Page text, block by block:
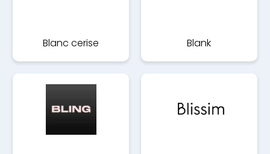
Blanc cerise Blank